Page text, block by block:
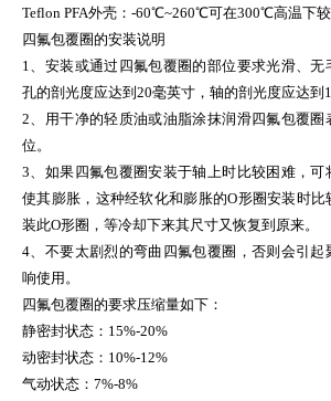
Teflon PFA外壳：-60℃~260℃可在300℃高温下
四氟包覆圈的安装说明
1、安装或通过四氟包覆圈的部位要求光滑、无
孔的剖光度应达到20毫英寸，轴的剖光度应达到
2、用干净的轻质油或油脂涂抹润滑四氟包覆圈
位。
3、如果四氟包覆圈安装于轴上时比较困难，可
使其膨胀，这种经软化和膨胀的O形圈安装时比
装此O形圈，等冷却下来其尺寸又恢复到原来。
4、不要太剧烈的弯曲四氟包覆圈，否则会引起
响使用。
四氟包覆圈的要求压缩量如下：
静密封状态： 15%-20%
动密封状态： 10%-12%
气动状态：7%-8%